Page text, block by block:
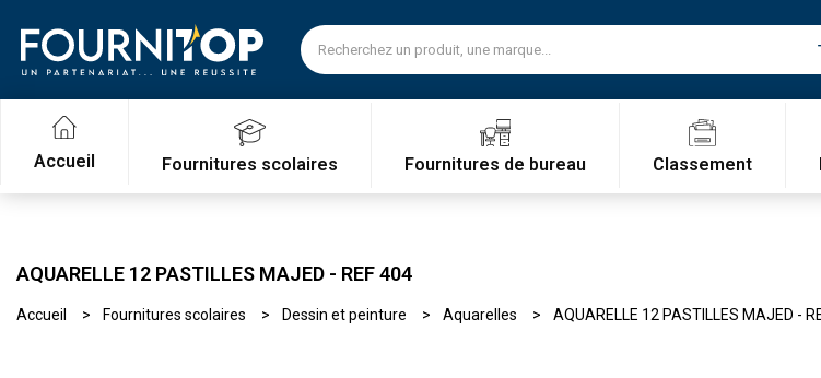
Accueil Fournitures scolaires Fournitures de bureau Classement
AQUARELLE 12 PASTILLES MAJED - REF 404
Accueil Fournitures scolaires Dessin et peinture Aquarelles AQUARELLE 12 PASTILLES MAJED -